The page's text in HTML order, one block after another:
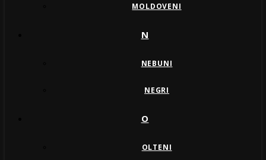
MOLDOVENI
N
NEBUNI
NEGRI
O
OLTENI